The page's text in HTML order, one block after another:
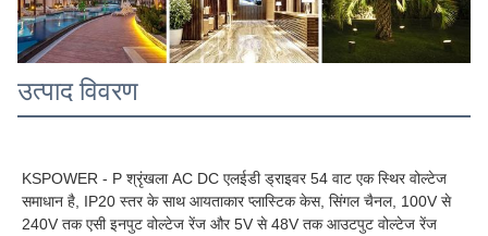
उत्पाद विवरण
KSPOWER - P श्रृंखला AC DC एलईडी ड्राइवर 54 वाट एक स्थिर वोल्टेज
समाधान है, IP20 स्तर के साथ आयताकार प्लास्टिक केस, सिंगल चैनल, 100V से
240V तक एसी इनपुट वोल्टेज रेंज और 5V से 48V तक आउटपुट वोल्टेज रेंज